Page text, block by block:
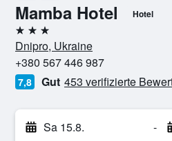
Mamba Hotel Hotel
3 Sterne
Dnipro, Ukraine
+380 567 446 987
7,8 Gut 453 verifizierte
Sa 15.8. -